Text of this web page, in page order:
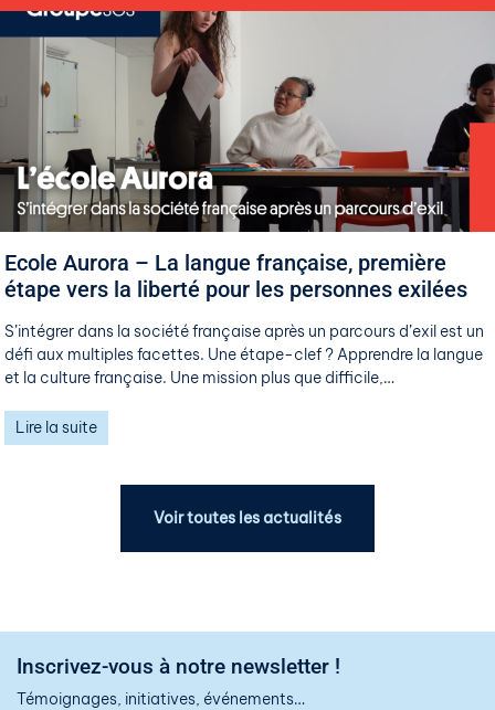
29 mai 2026
​​Ecole Aurora – La langue française, première
étape vers la liberté pour les personnes exilées​
S’intégrer dans la société française après un parcours d’exil est un
défi aux multiples facettes. Une étape-clef ? Apprendre la langue
et la culture française. Une mission plus que difficile,…
Lire la suite
Voir toutes les actualités
Inscrivez-vous à notre newsletter !
Témoignages, initiatives, événements…